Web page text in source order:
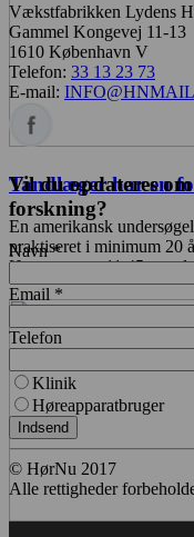
Tandlæger har en
En amerikansk
praktiseret i minimum 20
Høreomsorg 11:45
Vækstfabrikken Lydens
Gammel Kongevej 11-13
1610 København V
Telefon: 33 13 23 73
E-mail:
Vil du opdateres
forskning?
Navn *
Email *
Telefon
Klinik
Høreapparatbruger
Indsend
© HørNu 2017
Alle rettigheder